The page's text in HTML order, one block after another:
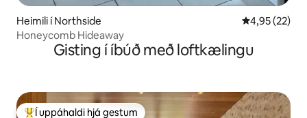
Heimili í Northside 4,95 af 5 í
4,95 (22)
Honeycomb Hideaway
Gisting í íbúð með loftkælingu
Í uppáhaldi hjá gestum